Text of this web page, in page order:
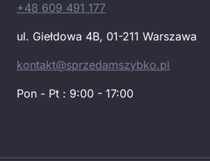
+48 609 491 177
ul. Giełdowa 4B, 01-211 Warszawa
kontakt@sprzedamszybko.pl
Pon - Pt : 9:00 - 17:00